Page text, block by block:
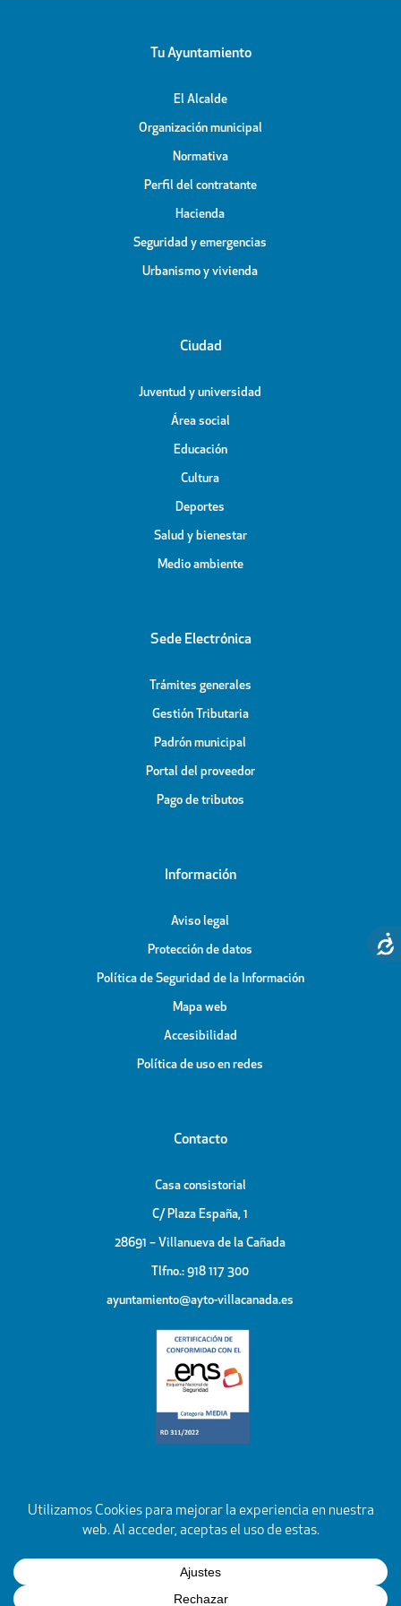
Tu Ayuntamiento
El Alcalde
Organización municipal
Normativa
Perfil del contratante
Hacienda
Seguridad y emergencias
Urbanismo y vivienda
Ciudad
Juventud y universidad
Área social
Educación
Cultura
Deportes
Salud y bienestar
Medio ambiente
Sede Electrónica
Trámites generales
Gestión Tributaria
Padrón municipal
Portal del proveedor
Pago de tributos
Información
Aviso legal
Protección de datos
Política de Seguridad de la Información
Mapa web
Accesibilidad
Política de uso en redes
Contacto
Casa consistorial
C/ Plaza España, 1
28691 – Villanueva de la Cañada
Tlfno.: 918 117 300
ayuntamiento@ayto-villacanada.es